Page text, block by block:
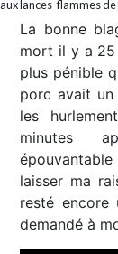
aux lances-flammes
La bonne
mort il y a 25
plus pénible
porc avait un
les
minutes
laisser ma
resté encore
demandé à